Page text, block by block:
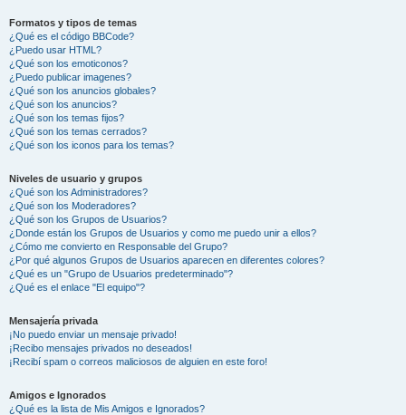
Formatos y tipos de temas
¿Qué es el código BBCode?
¿Puedo usar HTML?
¿Qué son los emoticonos?
¿Puedo publicar imagenes?
¿Qué son los anuncios globales?
¿Qué son los anuncios?
¿Qué son los temas fijos?
¿Qué son los temas cerrados?
¿Qué son los iconos para los temas?
Niveles de usuario y grupos
¿Qué son los Administradores?
¿Qué son los Moderadores?
¿Qué son los Grupos de Usuarios?
¿Donde están los Grupos de Usuarios y como me puedo unir a ellos?
¿Cómo me convierto en Responsable del Grupo?
¿Por qué algunos Grupos de Usuarios aparecen en diferentes colores?
¿Qué es un "Grupo de Usuarios predeterminado"?
¿Qué es el enlace "El equipo"?
Mensajería privada
¡No puedo enviar un mensaje privado!
¡Recibo mensajes privados no deseados!
¡Recibí spam o correos maliciosos de alguien en este foro!
Amigos e Ignorados
¿Qué es la lista de Mis Amigos e Ignorados?